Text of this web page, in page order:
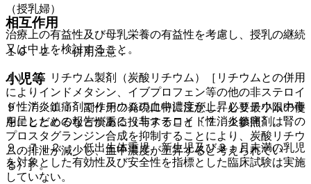
（授乳婦）
治療上の有益性及び母乳栄養の有益性を考慮し、授乳の継続
又は中止を検討すること。
小児等
９．７．１． 副作用の発現に特に注意し、必要最小限の使
用にとどめるなど慎重に投与すること〔７．１参照〕。
９．７．２． 低出生体重児、新生児及び３ヵ月未満の乳児
を対象とした有効性及び安全性を指標とした臨床試験は実施
していない。
相互作用
１０．２． 併用注意：
１）． リチウム製剤（炭酸リチウム）［リチウムとの併用
によりインドメタシン、イブプロフェン等の他の非ステロイ
ド性消炎鎮痛剤でリチウムの血中濃度が上昇しリチウム中毒
を呈したとの報告がある（非ステロイド性消炎鎮痛剤は腎の
プロスタグランジン合成を抑制することにより、炭酸リチウ
ムの排泄が減少し、血中濃度が上昇すると考えられてい
る）］。